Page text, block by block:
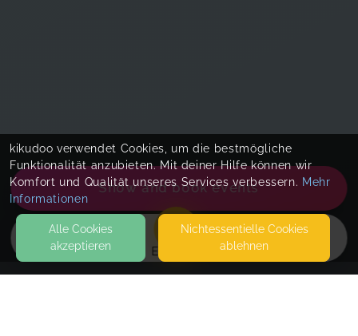
EVENTS
Show and book events
kikudoo verwendet Cookies, um die bestmögliche
Funktionalität anzubieten. Mit deiner Hilfe können wir
Komfort und Qualität unseres Services verbessern. Mehr
Informationen
Alle Cookies
akzeptieren
Nicht­essentielle Cookies
ablehnen